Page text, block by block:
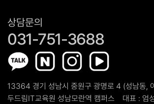
상담문의
031-751-3688
13364 경기 성남시 중원구 광명로 4 (성남동,
두드림IT교육원 성남모란역 캠퍼스
대표 : 엄